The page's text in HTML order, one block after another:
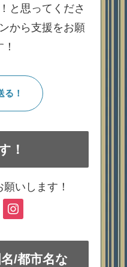
と思ってくださ
から支援をお願
！
いします！
instagram
/都市名な